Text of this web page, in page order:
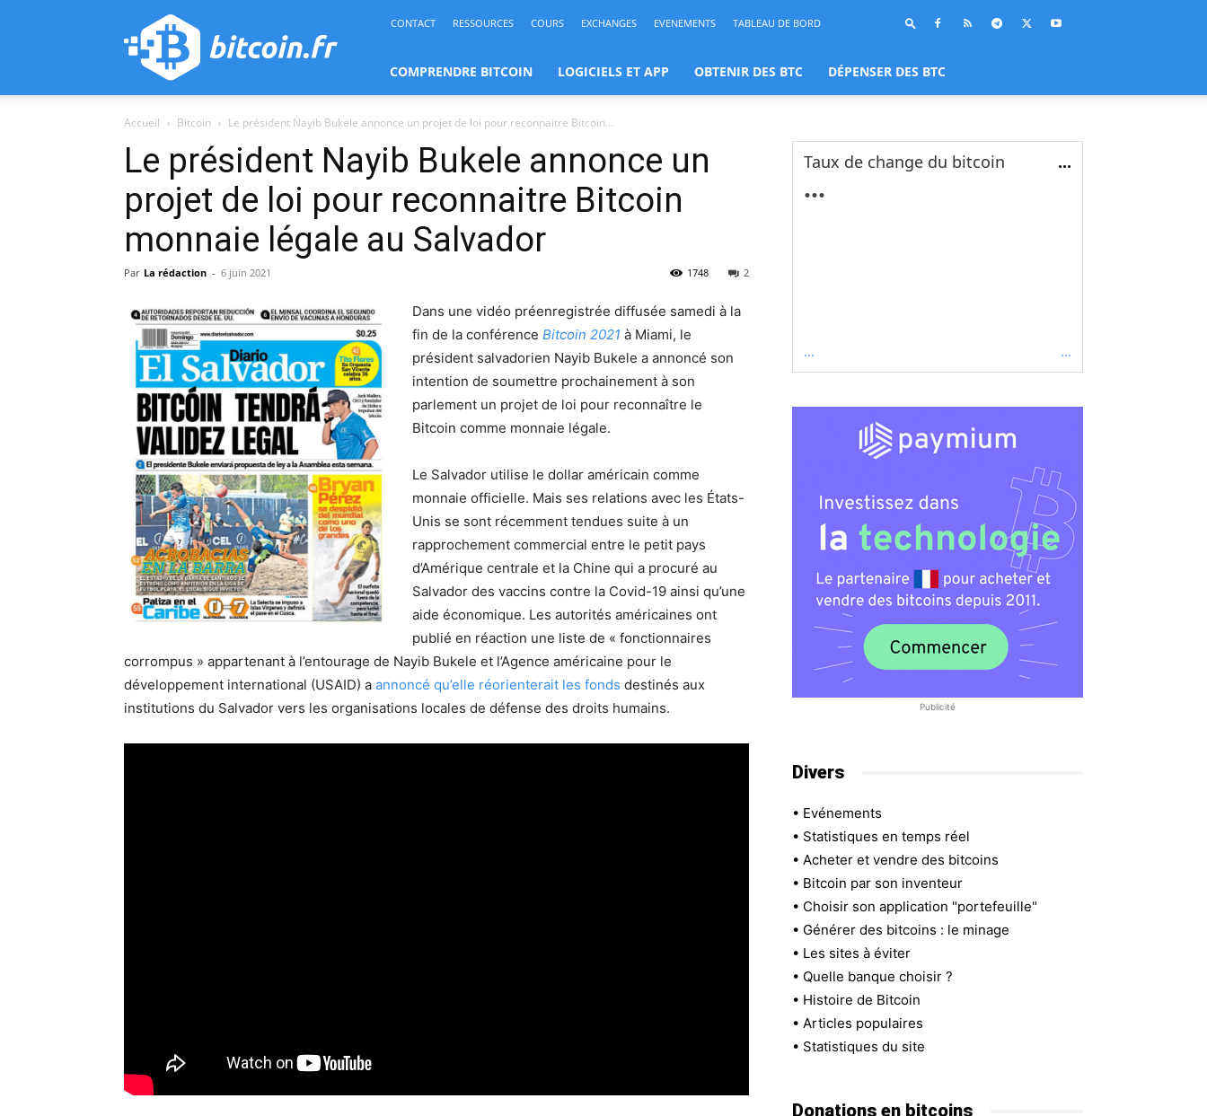
bitcoin.fr
CONTACT RESSOURCES COURS EXCHANGES EVENEMENTS TABLEAU DE BORD
COMPRENDRE BITCOIN LOGICIELS ET APP OBTENIR DES BTC DÉPENSER DES BTC
Accueil Bitcoin Le président Nayib Bukele annonce un projet de loi pour reconnaitre Bitcoin...
Le président Nayib Bukele annonce un
projet de loi pour reconnaitre Bitcoin
monnaie légale au Salvador
Par La rédaction - 6 juin 2021 2
1748
Dans une vidéo préenregistrée diffusée samedi à la
fin de la conférence Bitcoin 2021 à Miami, le
président salvadorien Nayib Bukele a annoncé son
intention de soumettre prochainement à son
parlement un projet de loi pour reconnaître le
Bitcoin comme monnaie légale.
Le Salvador utilise le dollar américain comme
monnaie officielle. Mais ses relations avec les États-
Unis se sont récemment tendues suite à un
rapprochement commercial entre le petit pays
d’Amérique centrale et la Chine qui a procuré au
Salvador des vaccins contre la Covid-19 ainsi qu’une
aide économique. Les autorités américaines ont
publié en réaction une liste de « fonctionnaires
corrompus » appartenant à l’entourage de Nayib Bukele et l’Agence américaine pour le
développement international (USAID) a annoncé qu’elle réorienterait les fonds destinés aux
institutions du Salvador vers les organisations locales de défense des droits humains.
Taux de change du bitcoin ...
...
... ...
Publicité
Divers
• Evénements
• Statistiques en temps réel
• Acheter et vendre des bitcoins
• Bitcoin par son inventeur
• Choisir son application "portefeuille"
• Générer des bitcoins : le minage
• Les sites à éviter
• Quelle banque choisir ?
• Histoire de Bitcoin
• Articles populaires
• Statistiques du site
Donations en bitcoins